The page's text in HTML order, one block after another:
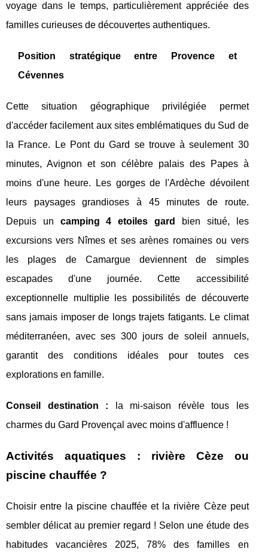
voyage dans le temps, particulièrement appréciée des
familles curieuses de découvertes authentiques.
Position stratégique entre Provence et
Cévennes
Cette situation géographique privilégiée permet
d'accéder facilement aux sites emblématiques du Sud de
la France. Le Pont du Gard se trouve à seulement 30
minutes, Avignon et son célèbre palais des Papes à
moins d'une heure. Les gorges de l'Ardèche dévoilent
leurs paysages grandioses à 45 minutes de route.
Depuis un camping 4 etoiles gard
bien situé, les
excursions vers Nîmes et ses arènes romaines ou vers
les plages de Camargue deviennent de simples
escapades d'une journée. Cette accessibilité
exceptionnelle multiplie les possibilités de découverte
sans jamais imposer de longs trajets fatigants. Le climat
méditerranéen, avec ses 300 jours de soleil annuels,
garantit des conditions idéales pour toutes ces
explorations en famille.
Conseil destination : la mi-saison révèle tous les
charmes du Gard Provençal avec moins d'affluence !
Activités aquatiques : rivière Cèze ou
piscine chauffée ?
Choisir entre la piscine chauffée et la rivière Cèze peut
sembler délicat au premier regard ! Selon une étude des
habitudes vacancières 2025, 78% des familles en